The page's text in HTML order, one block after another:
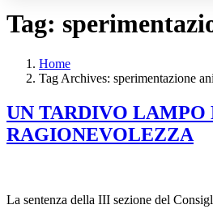
Tag:
Home
Tag Archives: sperimentazione
UN TARDIVO LAMPO
RAGIONEVOLEZZA
La sentenza della III sezione del